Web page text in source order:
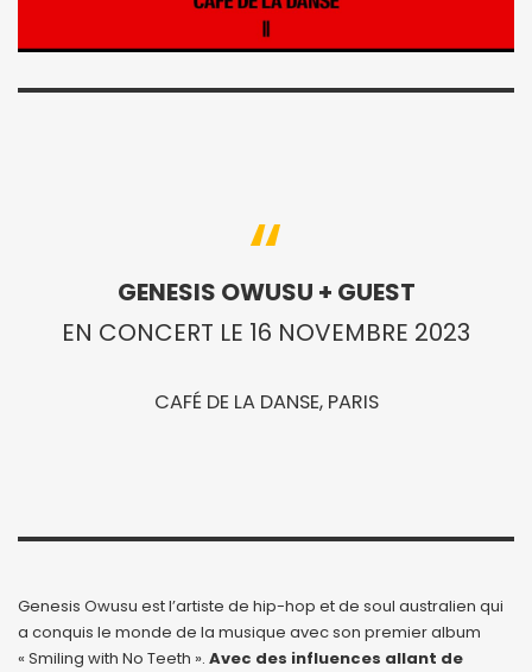
GENESIS OWUSU + GUEST
EN CONCERT LE 16 NOVEMBRE 2023
CAFÉ DE LA DANSE, PARIS
Genesis Owusu est l’artiste de hip-hop et de soul australien qui
a conquis le monde de la musique avec son premier album
« Smiling with No Teeth ». Avec des influences allant de